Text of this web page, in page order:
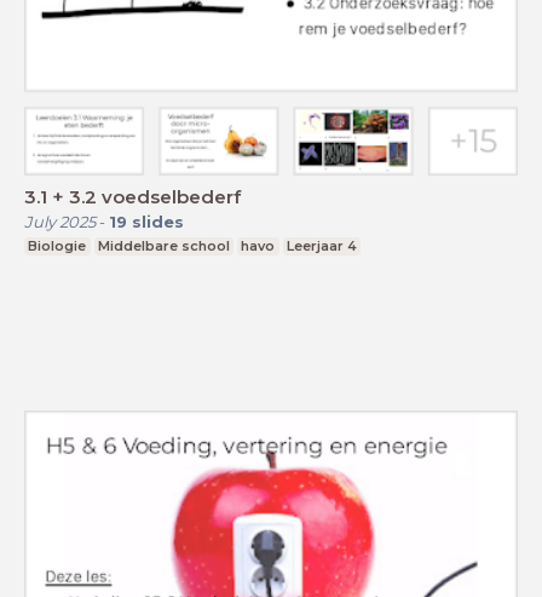
3.1 + 3.2 voedselbederf
July 2025- 19 slides
Biologie Middelbare school havo Leerjaar 4